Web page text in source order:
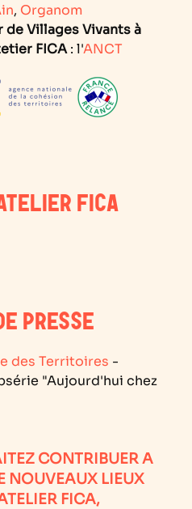
, Organom
Villages Vivants à
FICA: l'ANCT
FICA
PRESSE
des Territoires -
"Aujourd'hui chez
CONTRIBUER A
NOUVEAUX LIEUX
FICA,